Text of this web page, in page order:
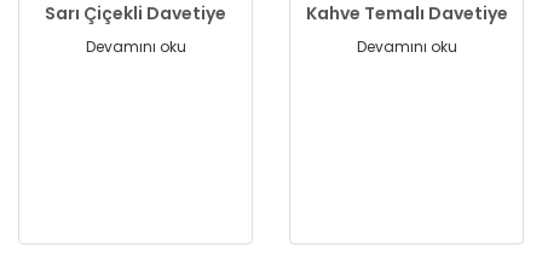
Sarı Çiçekli Davetiye
Devamını oku
Kahve Temalı Davetiye
Devamını oku